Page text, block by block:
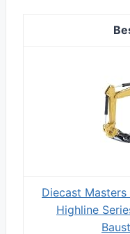
Diecast
Highline